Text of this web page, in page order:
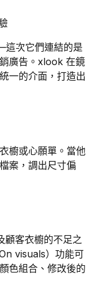
次它們連結的是
廣告。xlook 在鏡
一的介面，打造出
櫥或心願單。當他
案，調出尺寸偏
顧客衣櫥的不足之
visuals）功能可
色組合、修改後的